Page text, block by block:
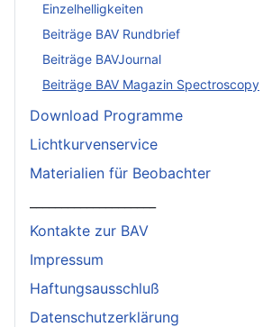
Einzelhelligkeiten
Beiträge BAV Rundbrief
Beiträge BAVJournal
Beiträge BAV Magazin Spectroscopy
Download Programme
Lichtkurvenservice
Materialien für Beobachter
Kontakte zur BAV
Impressum
Haftungsausschluß
Datenschutzerklärung